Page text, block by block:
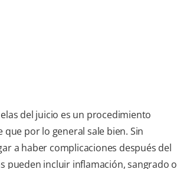
del juicio es un procedimiento
por lo general sale bien. Sin
a haber complicaciones después del
pueden incluir inflamación, sangrado o